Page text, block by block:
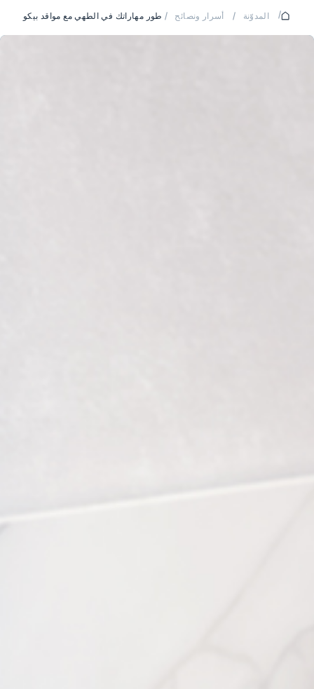
/ المدوّنة / أسرار ونصائح / طور مهاراتك في الطهي مع مواقد بيكو